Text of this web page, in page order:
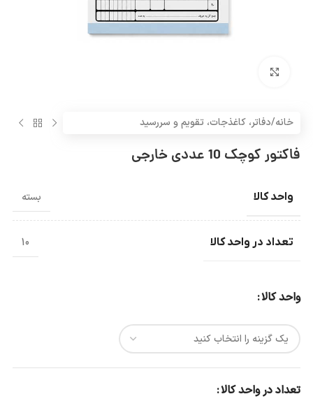
خانه/دفاتر، کاغذجات، تقویم و سررسید
فاکتور کوچک 10 عددی خارجی
واحد کالا بسته
تعداد در واحد کالا 10
واحد کالا
تعداد در واحد کالا